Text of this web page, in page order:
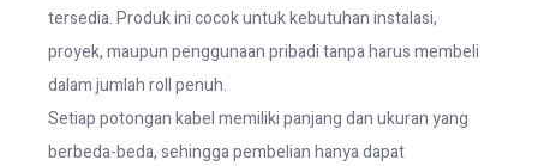
tersedia. Produk ini cocok untuk kebutuhan instalasi,
proyek, maupun penggunaan pribadi tanpa harus membeli
dalam jumlah roll penuh.
Setiap potongan kabel memiliki panjang dan ukuran yang
berbeda-beda, sehingga pembelian hanya dapat